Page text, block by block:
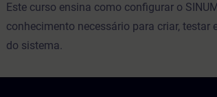
Este curso ensina como configurar o
conhecimento necessário para criar, testar
do sistema.